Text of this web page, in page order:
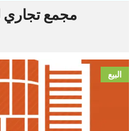
مجمع تجاري
البيع